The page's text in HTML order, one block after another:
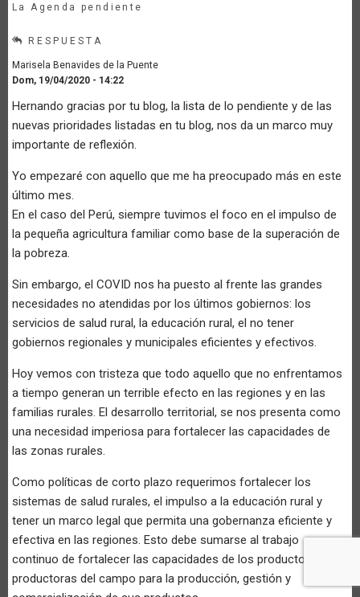
La Agenda pendiente
RESPUESTA
Marisela Benavides de la Puente
Dom, 19/04/2020 - 14:22
Hernando gracias por tu blog, la lista de lo pendiente y de las
nuevas prioridades listadas en tu blog, nos da un marco muy
importante de reflexión.
Yo empezaré con aquello que me ha preocupado más en este
último mes.
En el caso del Perú, siempre tuvimos el foco en el impulso de
la pequeña agricultura familiar como base de la superación de
la pobreza.
Sin embargo, el COVID nos ha puesto al frente las grandes
necesidades no atendidas por los últimos gobiernos: los
servicios de salud rural, la educación rural, el no tener
gobiernos regionales y municipales eficientes y efectivos.
Hoy vemos con tristeza que todo aquello que no enfrentamos
a tiempo generan un terrible efecto en las regiones y en las
familias rurales. El desarrollo territorial, se nos presenta como
una necesidad imperiosa para fortalecer las capacidades de
las zonas rurales.
Como políticas de corto plazo requerimos fortalecer los
sistemas de salud rurales, el impulso a la educación rural y
tener un marco legal que permita una gobernanza eficiente y
efectiva en las regiones. Esto debe sumarse al trabajo
continuo de fortalecer las capacidades de los productores y
productoras del campo para la producción, gestión y